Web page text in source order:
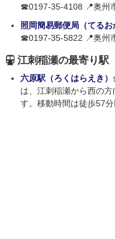
☎0197-35-4108 📍奥州
照岡簡易郵便局（てるお
☎0197-35-5822 📍奥州
江刺稲瀬の最寄り駅
六原駅（ろくはらえき）
は、江刺稲瀬から西の
す。移動時間は徒歩57分